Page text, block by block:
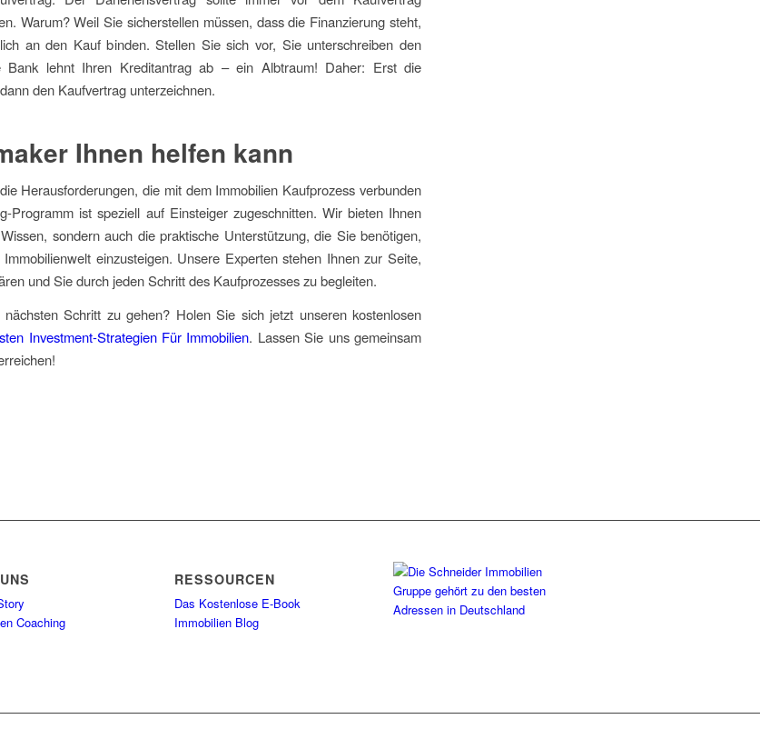
Warum? Weil Sie sicherstellen müssen, dass die Finanzierung steht,
an den Kauf binden. Stellen Sie sich vor, Sie unterschreiben den
Bank lehnt Ihren Kreditantrag ab – ein Albtraum! Daher: Erst die
den Kaufvertrag unterzeichnen.
Ihnen helfen kann
Herausforderungen, die mit dem Immobilien Kaufprozess verbunden
Programm ist speziell auf Einsteiger zugeschnitten. Wir bieten Ihnen
sondern auch die praktische Unterstützung, die Sie benötigen,
einzusteigen. Unsere Experten stehen Ihnen zur Seite,
und Sie durch jeden Schritt des Kaufprozesses zu begleiten.
Schritt zu gehen? Holen Sie sich jetzt unseren kostenlosen
Investment-Strategien Für Immobilien. Lassen Sie uns gemeinsam
Coaching
RESSOURCEN
Das Kostenlose E-Book
Immobilien Blog